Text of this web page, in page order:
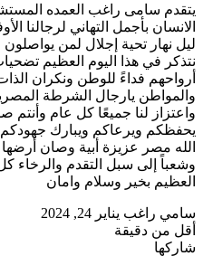
‏يتقدم سامى راغب العمده
الانسان بأجمل التهاني لرجالنا
ليل نهار تحية إجلال لمن يواصلون
نتذكر في هذا اليوم العظيم
أرواحهم فداءً للوطن ونكران
والمواطن يارجال الشرطة
واعتزاز لنا جميعًا كل عام وأنتم
يحفظكم ويرعاكم ويبارك
الله مصر عزيزة أبية وصان
وشعباً إلى سبل التقدم
العظيم بخير وسلام وامان
سامي راغب أرسل
بريدا
يناير 24, 2024
أقل من دقيقة
فيسبوك
‫X
لينكدإن
بينتيريست
‫Pocket
واتساب
تيلقرام
ڤايبر
لاين
شاركها